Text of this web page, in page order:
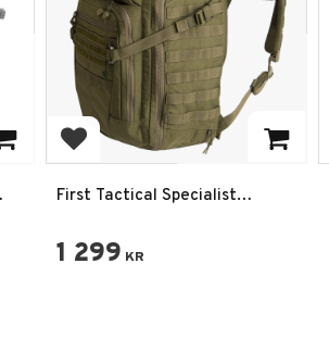
Lägg till i favoriter
First Tactical Specialist
1 299 KR